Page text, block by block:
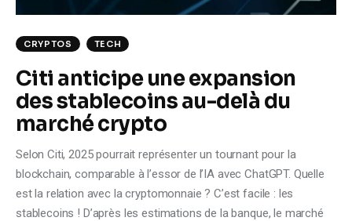
CRYPTOS TECH
Citi anticipe une expansion
des stablecoins au-delà du
marché crypto
Selon Citi, 2025 pourrait représenter un tournant pour la
blockchain, comparable à l’essor de l’IA avec ChatGPT. Quelle
est la relation avec la cryptomonnaie ? C’est facile : les
stablecoins ! D’après les estimations de la banque, le marché